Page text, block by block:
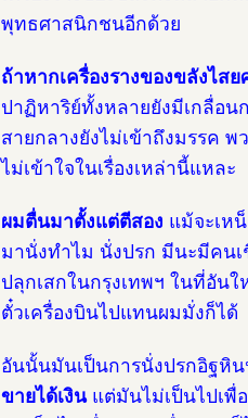
พุทธศาสนิกชนอีกด้วย
ถ้าหากเครื่องรางของขลังไสย
ปาฏิหาริย์ทั้งหลายยังมีเกลื่อ
สายกลางยังไม่เข้าถึงมรรค
ไม่เข้าใจในเรื่องเหล่านี้แหละ
ผมตื่นมาตั้งแต่ตีสอง แม้จะเห
มานั่งทำไม นั่งปรก มีนะมีคน
ปลุกเสกในกรุงเทพฯ ในที่อัน
ตั๋วเครื่องบินไปแทนผมมั่งก็ได้
อันนั้นมันเป็นการนั่งปรกอิฐหิ
ขายได้เงินแต่มันไม่เป็นไปเพื่